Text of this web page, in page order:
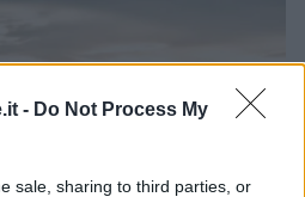
- Do Not Process My
sale, sharing to third parties, or